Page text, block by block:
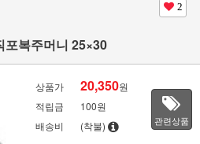
2
포복주머니 25×30
상품가 20,350원
적립금
100원
배송비
(착불) 관련상품